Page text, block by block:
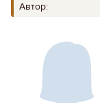
Автор: